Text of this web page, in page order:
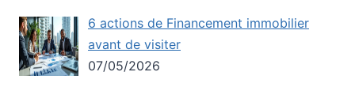
6 actions de Financement immobilier
avant de visiter
07/05/2026